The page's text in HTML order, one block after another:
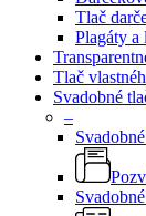
Tlač
Plagáty a
Tlač
Svadobné
–